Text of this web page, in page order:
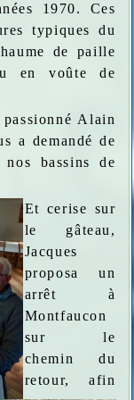
1970. Ces
typiques du
de paille
en voûte de
Alain
a demandé de
bassins de
Et cerise sur
le gâteau,
Jacques
proposa un
arrêt à
Montfaucon
sur le
chemin du
retour, afin